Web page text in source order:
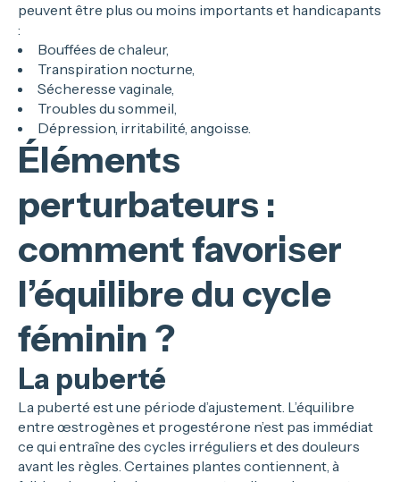
peuvent être plus ou moins importants et handicapants
:
Bouffées de chaleur,
Transpiration nocturne,
Sécheresse vaginale,
Troubles du sommeil,
Dépression, irritabilité, angoisse.
Éléments
perturbateurs :
comment favoriser
l’équilibre du cycle
féminin ?
La puberté
La puberté est une période d’ajustement. L’équilibre
entre œstrogènes et progestérone n’est pas immédiat
ce qui entraîne des cycles irréguliers et des douleurs
avant les règles. Certaines plantes contiennent, à